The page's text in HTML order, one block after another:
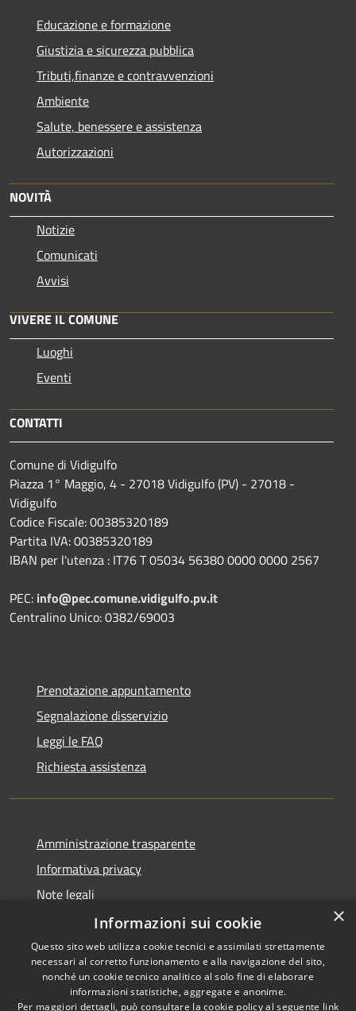
Educazione e formazione
Giustizia e sicurezza pubblica
Tributi,finanze e contravvenzioni
Ambiente
Salute, benessere e assistenza
Autorizzazioni
NOVITÀ
Notizie
Comunicati
Avvisi
VIVERE IL COMUNE
Luoghi
Eventi
CONTATTI
Comune di Vidigulfo
Piazza 1° Maggio, 4 - 27018 Vidigulfo (PV) - 27018 -
Vidigulfo
Codice Fiscale: 00385320189
Partita IVA: 00385320189
IBAN per l'utenza : IT76 T 05034 56380 0000 0000 2567
PEC: info@pec.comune.vidigulfo.pv.it
Centralino Unico: 0382/69003
Prenotazione appuntamento
Segnalazione disservizio
Leggi le FAQ
Richiesta assistenza
Amministrazione trasparente
Informativa privacy
Note legali
Dichiarazione di accessibilità
RSS
Copyright © 2026 • Comune di
×
Informazioni sui cookie
Questo sito web utilizza cookie tecnici e assimilati strettamente
necessari al corretto funzionamento e alla navigazione del sito,
nonché un cookie tecnico analitico al solo fine di elaborare
informazioni statistiche, aggregate e anonime.
Per maggiori dettagli, può consultare la cookie policy al seguente link